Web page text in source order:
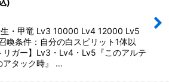
)
・甲竜 Lv3 10000 Lv4 12000 Lv5
喚条件：自分の白スピリット1体以
リガー】Lv3・Lv4・Lv5『このアルテ
アタック時』 …